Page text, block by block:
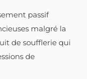
passif
malgré la
de soufflerie qui
de